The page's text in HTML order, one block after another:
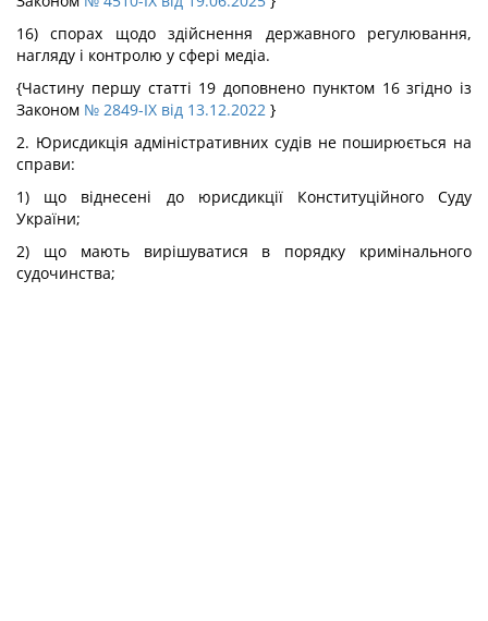
16) спорах щодо здійснення державного регулювання,
нагляду і контролю у сфері медіа.
{Частину першу статті 19 доповнено пунктом 16 згідно із
Законом № 2849-IX від 13.12.2022 }
2. Юрисдикція адміністративних судів не поширюється на
справи:
1) що віднесені до юрисдикції Конституційного Суду
України;
2) що мають вирішуватися в порядку кримінального
судочинства;